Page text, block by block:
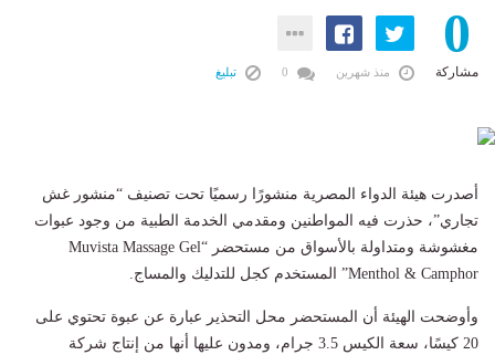
0
مشاركة منذ شهرين تبليغ
أصدرت هيئة الدواء المصرية منشورًا رسميًا تحت تصنيف “منشور غش
تجاري”، حذرت فيه المواطنين ومقدمي الخدمة الطبية من وجود عبوات
مغشوشة ومتداولة بالأسواق من مستحضر “Muvista Massage Gel
Menthol & Camphor” المستخدم كجل للتدليك والمساج.
وأوضحت الهيئة أن المستحضر محل التحذير عبارة عن عبوة تحتوي على
20 كيسًا، سعة الكيس 3.5 جرام، ومدون عليها أنها من إنتاج شركة